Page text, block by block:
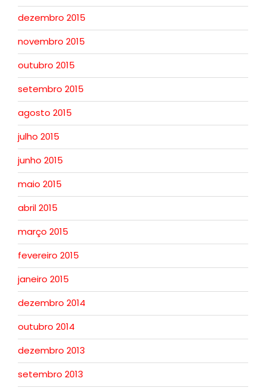
dezembro 2015
novembro 2015
outubro 2015
setembro 2015
agosto 2015
julho 2015
junho 2015
maio 2015
abril 2015
março 2015
fevereiro 2015
janeiro 2015
dezembro 2014
outubro 2014
dezembro 2013
setembro 2013